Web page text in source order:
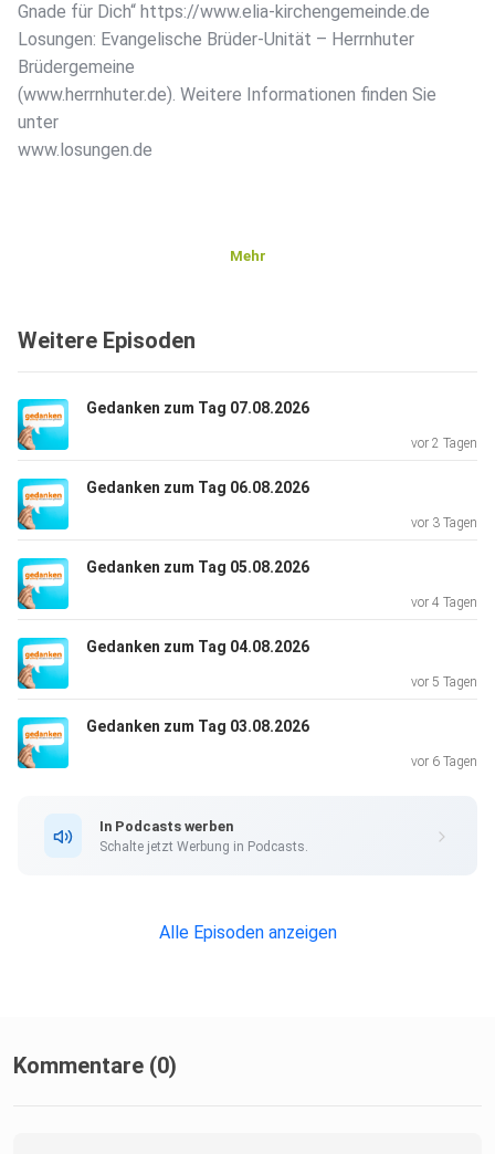
Gnade für Dich“ https://www.elia-kirchengemeinde.de
Losungen: Evangelische Brüder-Unität – Herrnhuter
Brüdergemeine
(www.herrnhuter.de). Weitere Informationen finden Sie
unter
www.losungen.de
Mehr
Weitere Episoden
Gedanken zum Tag 07.08.2026
vor 2 Tagen
Gedanken zum Tag 06.08.2026
vor 3 Tagen
Gedanken zum Tag 05.08.2026
vor 4 Tagen
Gedanken zum Tag 04.08.2026
vor 5 Tagen
Gedanken zum Tag 03.08.2026
vor 6 Tagen
In Podcasts werben
Schalte jetzt Werbung in Podcasts.
Alle Episoden anzeigen
Kommentare (0)